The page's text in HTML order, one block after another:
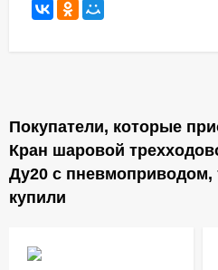
Покупатели, которые
Кран шаровой
Ду20 с пневмоприводом,
купили